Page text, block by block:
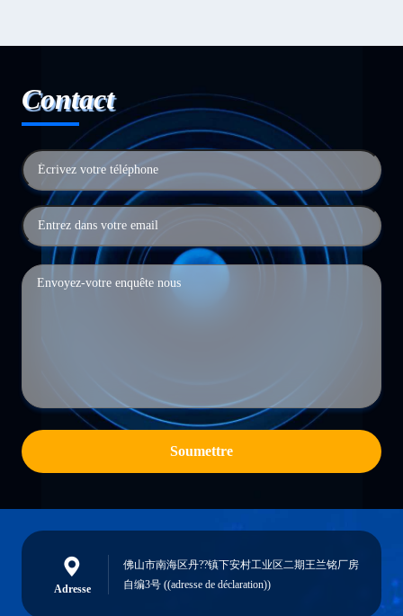
Contact
Soumettre
Adresse
佛山市南海区丹??镇下安村工业区二期王兰铭厂房
自编3号 ((adresse de déclaration))